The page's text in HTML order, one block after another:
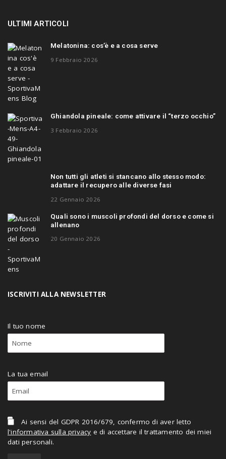
ULTIMI ARTICOLI
Melatonina: cos’è e a cosa serve
9 Febbraio 2026
Ghiandola pineale: come attivare il “terzo occhio”
3 Febbraio 2026
Non tutti gli atleti si stancano allo stesso modo:
adattare il recupero alle diverse fasi
22 Gennaio 2026
Quali sono i muscoli profondi del dorso e come si
allenano
20 Gennaio 2026
ISCRIVITI ALLA NEWSLETTER
Il tuo nome
La tua email
Ai sensi del GDPR 2016/679, confermo di aver letto
l'informativa sulla privacy e di accettare il trattamento dei miei
dati personali.